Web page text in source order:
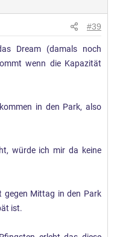
#39
Dream (damals noch
wenn die Kapazität
in den Park, also
würde ich mir da keine
gegen Mittag in den Park
ist.